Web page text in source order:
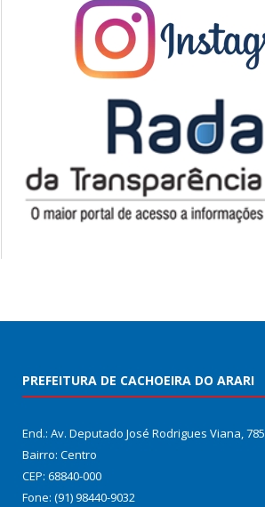
PREFEITURA DE CACHOEIRA DO ARARI
End.: Av. Deputado José Rodrigues Viana, 785
Bairro: Centro
CEP: 68840-000
Fone: (91) 98440-9032